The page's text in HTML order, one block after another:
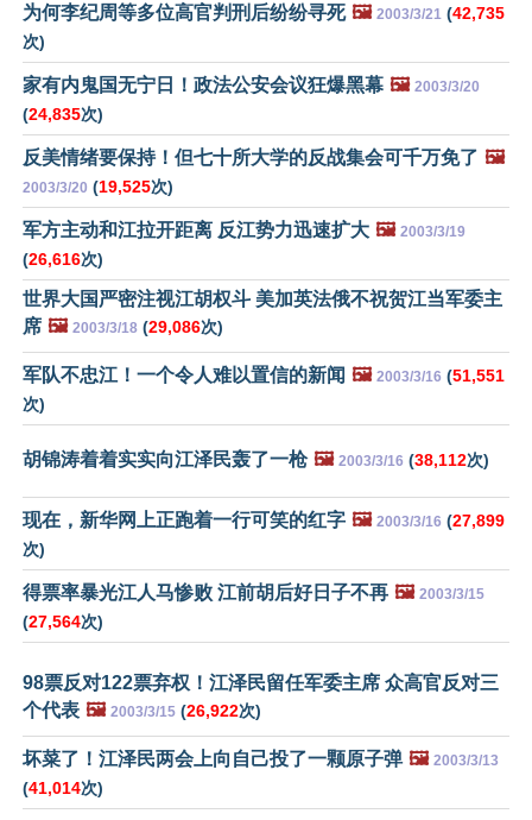
为何李纪周等多位高官判刑后纷纷寻死 🖼️ 2003/3/21 (42,735
次)
家有内鬼国无宁日！政法公安会议狂爆黑幕 🖼️ 2003/3/20
(24,835次)
反美情绪要保持！但七十所大学的反战集会可千万免了 🖼️
2003/3/20 (19,525次)
军方主动和江拉开距离 反江势力迅速扩大 🖼️ 2003/3/19
(26,616次)
世界大国严密注视江胡权斗 美加英法俄不祝贺江当军委主
席 🖼️ 2003/3/18 (29,086次)
军队不忠江！一个令人难以置信的新闻 🖼️ 2003/3/16 (51,551
次)
胡锦涛着着实实向江泽民轰了一枪 🖼️ 2003/3/16 (38,112次)
现在，新华网上正跑着一行可笑的红字 🖼️ 2003/3/16 (27,899
次)
得票率暴光江人马惨败 江前胡后好日子不再 🖼️ 2003/3/15
(27,564次)
98票反对122票弃权！江泽民留任军委主席 众高官反对三
个代表 🖼️ 2003/3/15 (26,922次)
坏菜了！江泽民两会上向自己投了一颗原子弹 🖼️ 2003/3/13
(41,014次)